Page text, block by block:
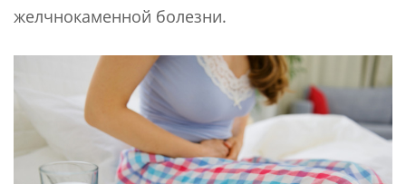
желчнокаменной болезни.